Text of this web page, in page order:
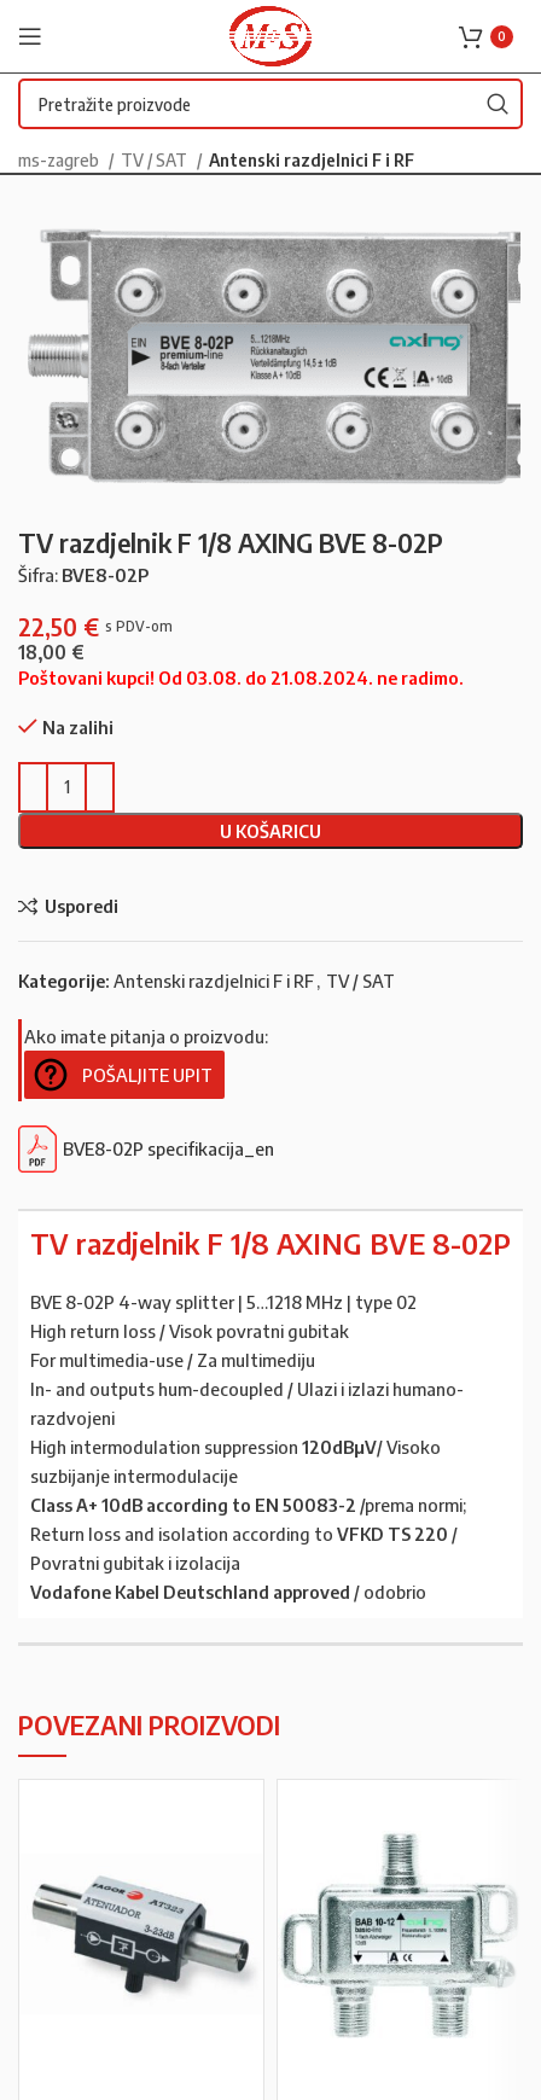
0
ms-zagreb TV / SAT Antenski razdjelnici F i RF
TV razdjelnik F 1/8 AXING BVE 8-02P
Šifra: BVE8-02P
22,50 €
18,00 €
Poštovani kupci! Od 03.08. do 21.08.2024. ne radimo.
Na zalihi
U KOŠARICU
Usporedi
Kategorije: Antenski razdjelnici F i RF, TV / SAT
Ako imate pitanja o proizvodu:
POŠALJITE UPIT
BVE8-02P specifikacija_en
TV razdjelnik F 1/8 AXING BVE 8-02P
BVE 8-02P 4-way splitter | 5…1218 MHz | type 02
High return loss / Visok povratni gubitak
For multimedia-use / Za multimediju
In- and outputs hum-decoupled / Ulazi i izlazi humano-
razdvojeni
High intermodulation suppression 120dBμV/ Visoko
suzbijanje intermodulacije
Class A+ 10dB according to EN 50083-2 /prema normi;
Return loss and isolation according to VFKD TS 220 /
Povratni gubitak i izolacija
Vodafone Kabel Deutschland approved / odobrio
POVEZANI PROIZVODI